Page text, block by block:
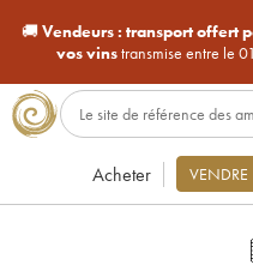
🚚Vendeurs : transport offert
vos vinstransmise entre le
Acheter VENDRE